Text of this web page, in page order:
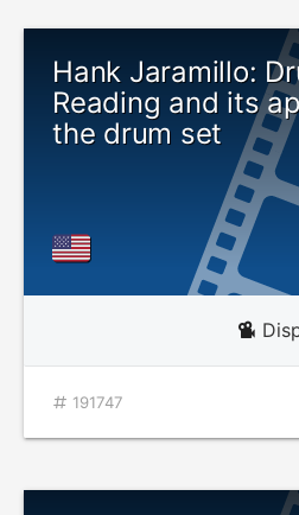
Hank Jaramillo:
Reading and its
the drum set
191747